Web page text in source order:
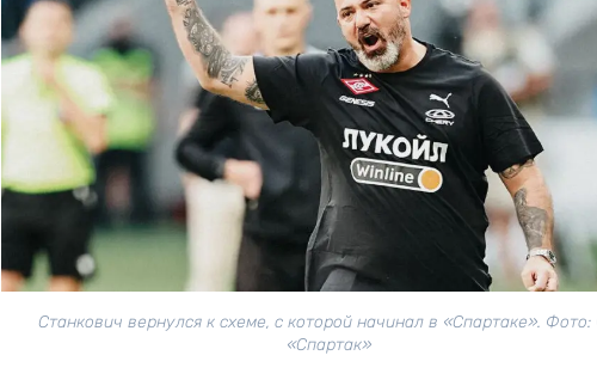
Станкович вернулся к схеме, с которой начинал в «Спартаке».
«Спартак»